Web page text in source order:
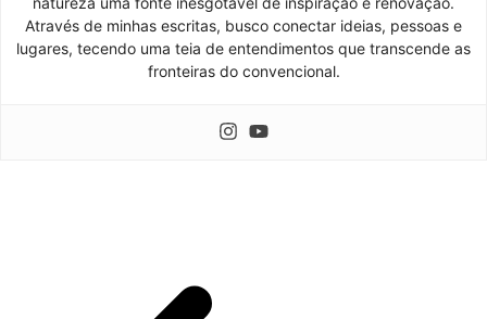
Através de minhas escritas, busco conectar ideias, pessoas e
lugares, tecendo uma teia de entendimentos que transcende as
fronteiras do convencional.